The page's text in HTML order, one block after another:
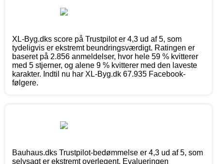
XL-Byg.dks score på Trustpilot er 4,3 ud af 5, som
tydeligvis er ekstremt beundringsværdigt. Ratingen er
baseret på 2.856 anmeldelser, hvor hele 59 % kvitterer
med 5 stjerner, og alene 9 % kvitterer med den laveste
karakter. Indtil nu har XL-Byg.dk 67.935 Facebook-
følgere.
Bauhaus.dks Trustpilot-bedømmelse er 4,3 ud af 5, som
selvsagt er ekstremt overlegent. Evalueringen